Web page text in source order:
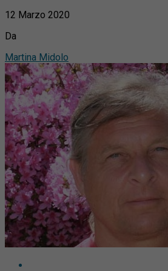
12 Marzo 2020
Da
Martina Midolo